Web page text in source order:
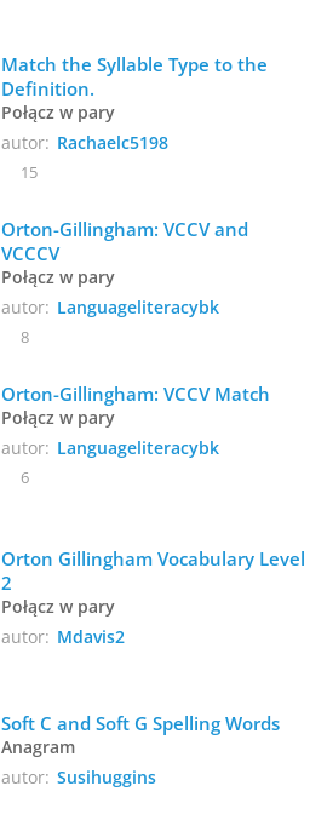
Match the Syllable Type to the
Połącz w pary
autor: Rachaelc5198
15
Orton-Gillingham: VCCV and
VCCCV
Połącz w pary
autor: Languageliteracybk
8
Połącz w pary
autor: Languageliteracybk
6
Orton Gillingham Vocabulary Level
2
Połącz w pary
autor: Mdavis2
Soft C and Soft G Spelling Words
Anagram
autor: Susihuggins